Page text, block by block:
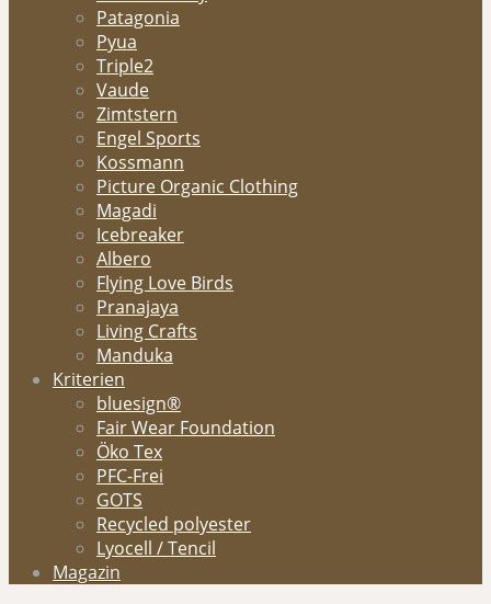
Patagonia
Pyua
Triple2
Vaude
Zimtstern
Engel Sports
Kossmann
Picture Organic Clothing
Magadi
Icebreaker
Albero
Flying Love Birds
Pranajaya
Living Crafts
Manduka
Kriterien
bluesign®
Fair Wear Foundation
Öko Tex
PFC-Frei
GOTS
Recycled polyester
Lyocell / Tencil
Magazin